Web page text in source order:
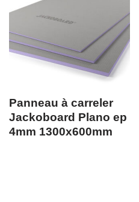
Panneau à carreler
Jackoboard Plano ep
4mm 1300x600mm